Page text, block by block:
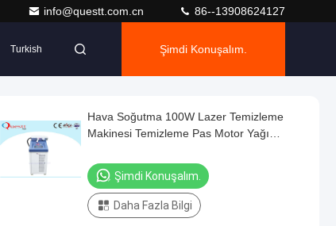
info@questt.com.cn 86--13908624127
Turkish Şimdi Konuşalım.
Hava Soğutma 100W Lazer Temizleme
Makinesi Temizleme Pas Motor Yağı
Şimdi Konuşalım.
Daha Fazla Bilgi